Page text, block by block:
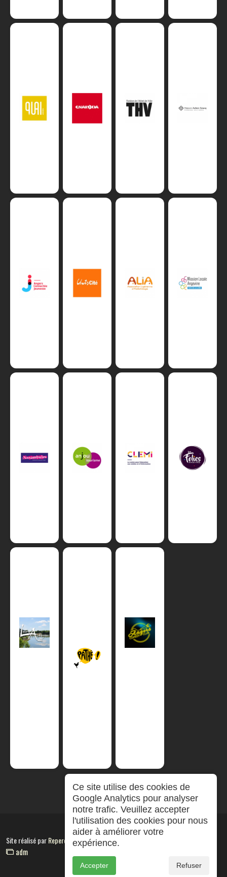
Site réalisé parRepereCom
adm
Ce site utilise des cookies de
Google Analytics pour analyser
notre trafic. Veuillez accepter
l'utilisation des cookies pour nous
aider à améliorer votre
expérience.
Accepter Refuser